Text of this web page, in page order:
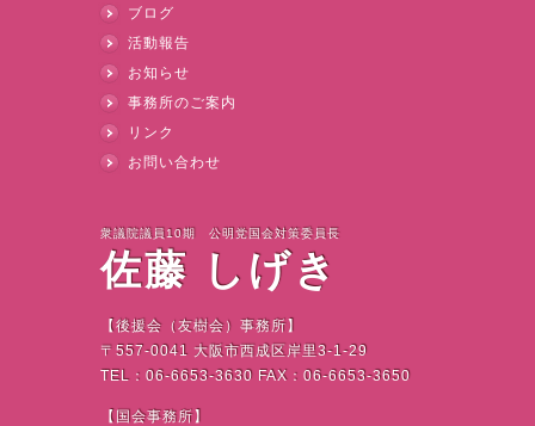
ブログ
活動報告
お知らせ
事務所のご案内
リンク
お問い合わせ
衆議院議員10期 公明党国会対策委員長
佐藤 しげき
【後援会（友樹会）事務所】
〒 557-0041 大阪市西成区岸里3-1-29
TEL ： 06-6653-3630 FAX ： 06-6653-3650
【国会事務所】